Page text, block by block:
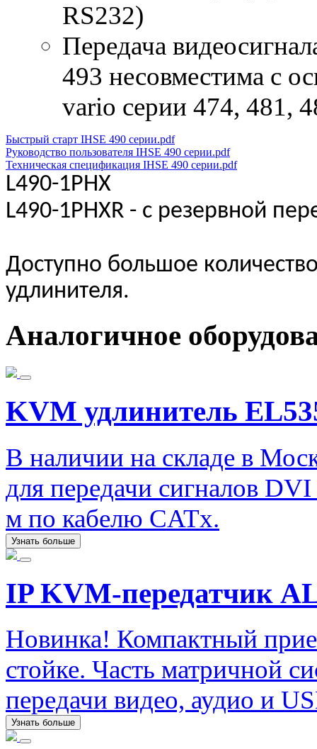
RS232)
Передача
493 несовместима с
vario серии 474, 481,
Быстрый старт IHSE 490 серии.pdf
Руководство пользователя IHSE 490 серии.pdf
Техническая спецификация IHSE 490 серии.pdf
L490-1PHX
L490-1PHXR - с резервной
Доступно большое
удлинителя.
Аналогичное
KVM удлинитель
В наличии на складе в
для передачи сигналов
м по кабелю CATx.
Узнать больше
IP KVM-передатчик
Новинка! Компактный
стойке. Часть матричной
передачи видео, аудио и
Узнать больше